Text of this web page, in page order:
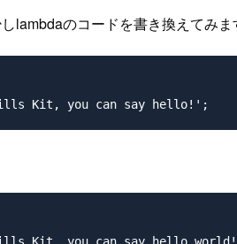
lambdaのコードを書き換えてみま